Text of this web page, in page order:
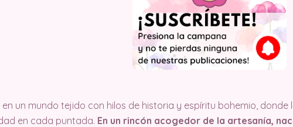
un mundo tejido con hilos de historia y espíritu bohemio,
en cada puntada. En un rincón acogedor de la artesanía,